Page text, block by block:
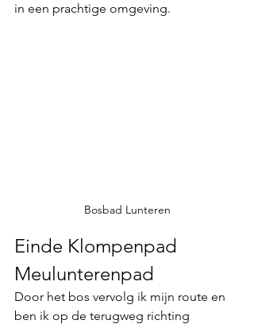
in een prachtige omgeving.
Bosbad Lunteren
Einde Klompenpad
Meulunterenpad
Door het bos vervolg ik mijn route en
ben ik op de terugweg richting